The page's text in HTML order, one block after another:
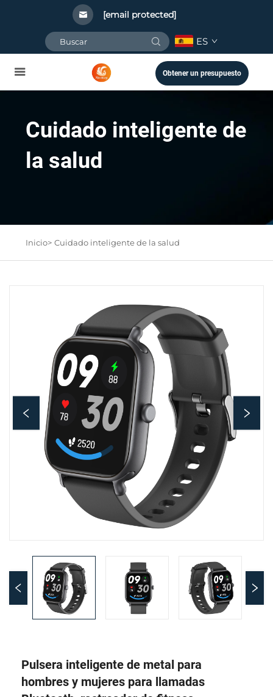
[email protected]
ES
Obtener un presupuesto
Cuidado inteligente de
la salud
Inicio> Cuidado inteligente de la salud
Pulsera inteligente de metal para
hombres y mujeres para llamadas